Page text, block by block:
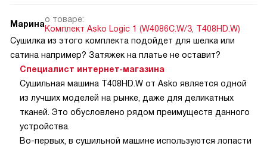
Маринао товаре:
Комплект Asko Logic 1 (W4086C.W/3, T408HD.W)
Сушилка из этого комплекта подойдет для шелка или
сатина например? Затяжек на платье не оставит?
Специалист интернет-магазина
Сушильная машина T408HD.W от Asko является одной
из лучших моделей на рынке, даже для деликатных
тканей. Это обусловлено рядом преимуществ данного
устройства.
Во-первых, в сушильной машине используются лопасти